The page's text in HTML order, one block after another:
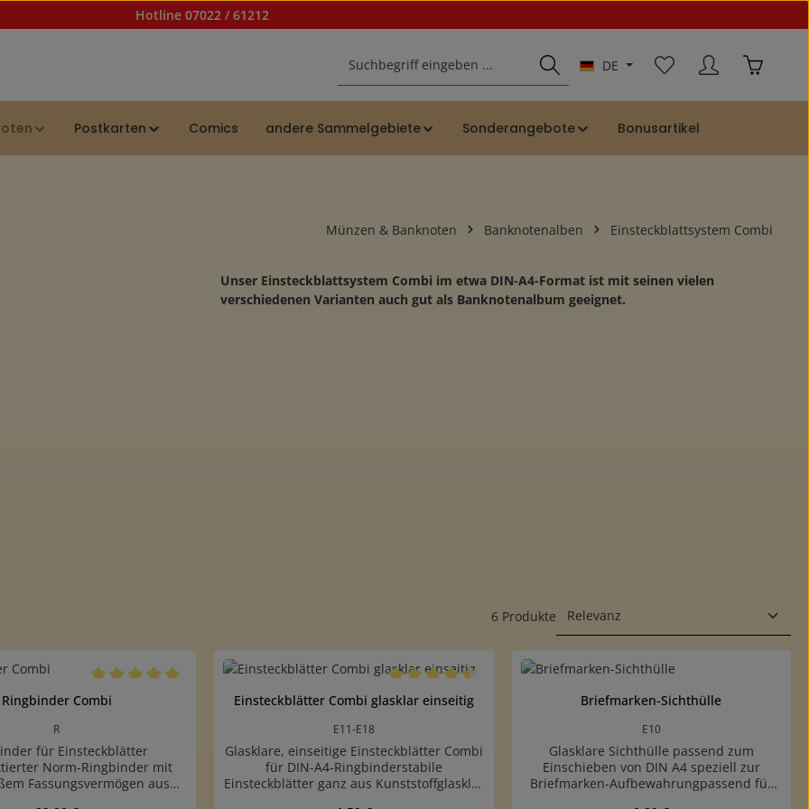
Hotline 07022 / 61212
DE
Du hast 0 Produkte auf
Postkarten Comics andere Sammelgebiete Sonderangebote Bonusartikel
Münzen & Banknoten Banknotenalben Einsteckblattsystem Combi
Unser Einsteckblattsystem Combi im etwa DIN-A4-Format ist mit seinen vielen
verschiedenen Varianten auch gut als Banknotenalbum geeignet.
6 Produkte
Durchschnittliche Bewertung von 5 von 5 Sternen
Ringbinder Combi
R
für Einsteckblätter
Norm-Ringbinder mit
Fassungsvermögen aus
Durchschnittliche Bewertung von 4.5 von 5 Sternen
Einsteckblätter Combi glasklar einseitig
E11-E18
Glasklare, einseitige Einsteckblätter Combi
für DIN-A4-Ringbinderstabile
Einsteckblätter ganz aus Kunststoffglasklar
Briefmarken-Sichthülle
E10
Glasklare Sichthülle passend zum
Einschieben von DIN A4 speziell zur
Briefmarken-Aufbewahrungpassend für